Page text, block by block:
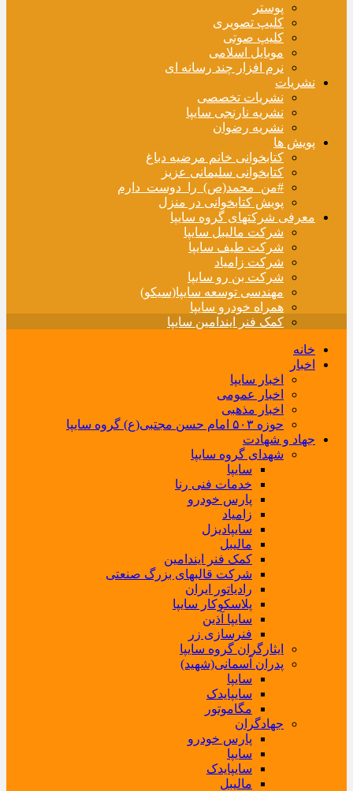
پوستر
کلیپ تصویری
کلیپ صوتی
موبایل اسلامی
نرم افزار چند رسانه ای
نشریات
نشریات تخصصی
نشریه نارنجی سایپا
نشریه رضوان
پویش ها
کتابخوانی خانم مرضیه دباغ
کتابخوانی سلیمانی عزیز
#من_محمد(ص)_را_دوست_دارم
پویش کتابخوانی در منزل
معرفی شرکتهای گروه سایپا
شرکت مالیبل سایپا
شرکت طیف سایپا
شرکت زامیاد
شرکت بن رو سایپا
مهندسی توسعه سایپا(سیکو)
همراه خودرو سایپا
کمک فنر ایندامین سایپا
خانه
اخبار
اخبار سایپا
اخبار عمومی
اخبار مذهبی
حوزه ۵۰۳ امام حسن مجتبی(ع) گروه سایپا
جهاد و شهادت
شهدای گروه سایپا
سایپا
خدمات فنی رنا
پارس خودرو
زامیاد
سایپادیزل
مالیبل
کمک فنر ایندامین
شرکت قالبهای بزرگ صنعتی
رادیاتور ایران
پلاسکوکار سایپا
سایپا آذین
فنرسازی زر
ایثارگران گروه سایپا
پدران آسمانی(شهید)
سایپا
سایپایدک
مگاموتور
جهادگران
پارس خودرو
سایپا
سایپایدک
مالیبل